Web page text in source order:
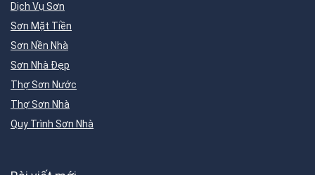
Dịch Vụ Sơn
Sơn Mặt Tiền
Sơn Nền Nhà
Sơn Nhà Đẹp
Thợ Sơn Nước
Thợ Sơn Nhà
Quy Trình Sơn Nhà